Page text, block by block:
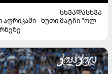
ᲡᲮᲕᲐᲓᲐᲡᲮᲕᲐ
აფრიკაში - ხუთი მატჩი "ოლ